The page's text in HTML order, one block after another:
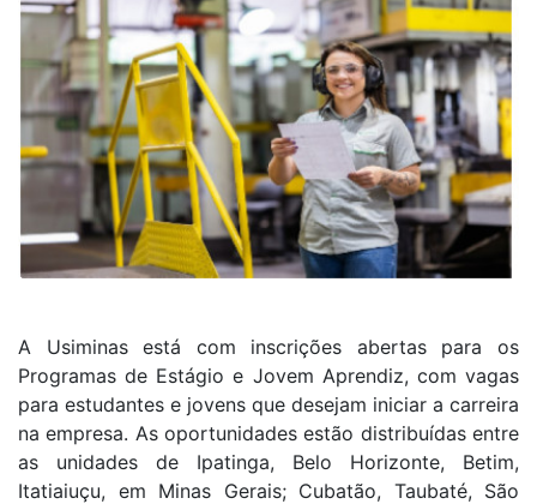
A Usiminas está com inscrições abertas para os
Programas de Estágio e Jovem Aprendiz, com vagas
para estudantes e jovens que desejam iniciar a carreira
na empresa. As oportunidades estão distribuídas entre
as unidades de Ipatinga, Belo Horizonte, Betim,
Itatiaiuçu, em Minas Gerais; Cubatão, Taubaté, São